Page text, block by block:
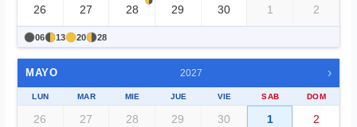
26 27 28 29 30 1 2
06 13 20 28
MAYO 2027 ›
LUN MAR MIE JUE VIE SAB DOM
26 27 28 29 30 1 2